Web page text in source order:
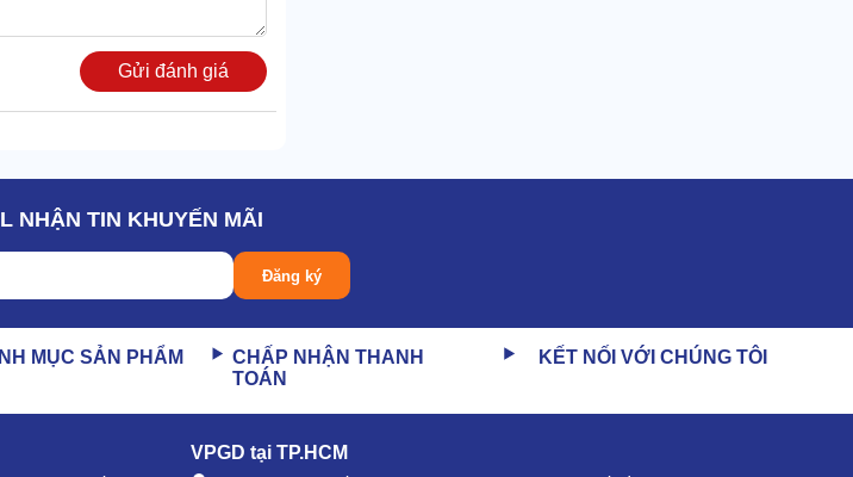
loại rác thải đủ kiểu kết cấu
Gửi đánh giá
NHẬN TIN KHUYẾN MÃI
Đăng ký
MỤC SẢN PHẨM
CHẤP NHẬN THANH
TOÁN
KẾT NỐI VỚI CHÚNG TÔI
VPGD tại TP.HCM